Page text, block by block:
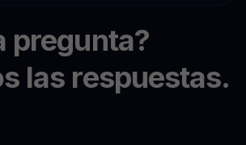
pregunta?
las respuestas.